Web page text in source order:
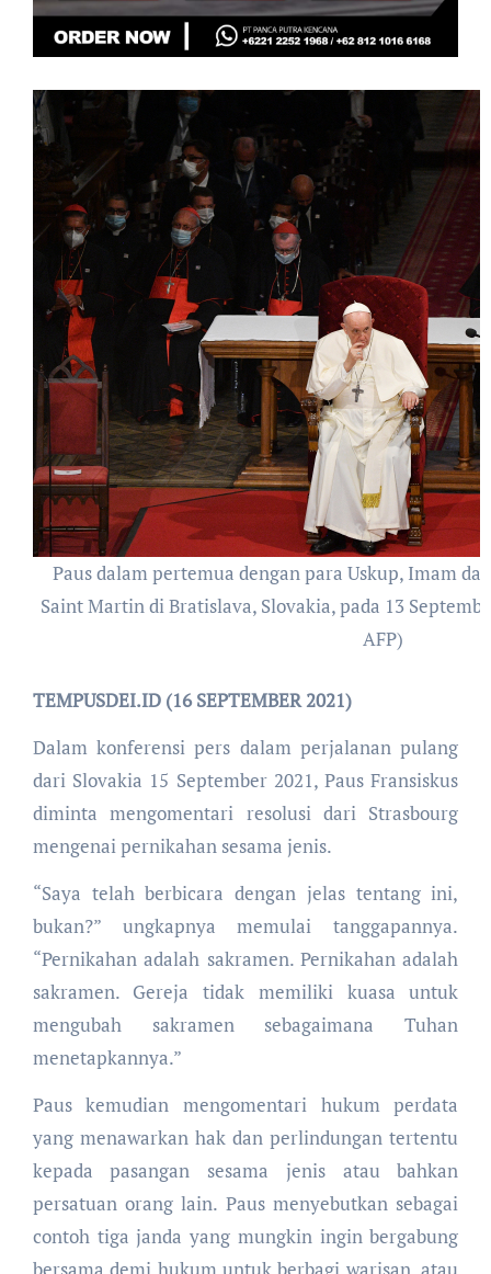
Paus dalam pertemua dengan para Uskup, Imam
Saint Martin di Bratislava, Slovakia, pada 13
AFP)
TEMPUSDEI.ID (16 SEPTEMBER 2021)
Dalam konferensi pers dalam perjalanan pulang
dari Slovakia 15 September 2021, Paus Fransiskus
diminta mengomentari resolusi dari Strasbourg
mengenai pernikahan sesama jenis.
“Saya telah berbicara dengan jelas tentang ini,
bukan?” ungkapnya memulai tanggapannya.
“Pernikahan adalah sakramen. Pernikahan adalah
sakramen. Gereja tidak memiliki kuasa untuk
mengubah sakramen sebagaimana Tuhan
menetapkannya.”
Paus kemudian mengomentari hukum perdata
yang menawarkan hak dan perlindungan tertentu
kepada pasangan sesama jenis atau bahkan
persatuan orang lain. Paus menyebutkan sebagai
contoh tiga janda yang mungkin ingin bergabung